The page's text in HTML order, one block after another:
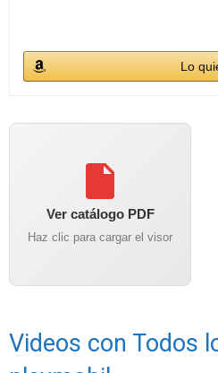
Lo
Ver catálogo PDF
Haz clic para cargar el visor
Videos con Todos